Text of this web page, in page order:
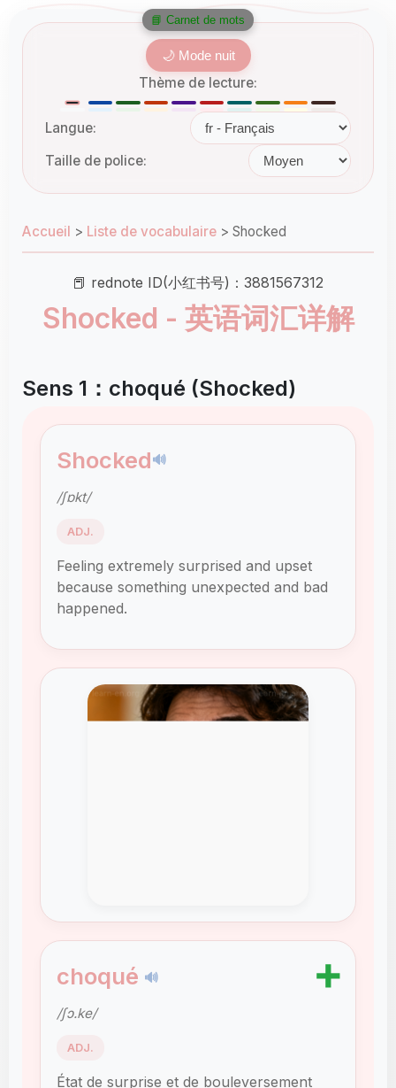
🌙 Mode nuit
Thème de lecture:
Langue:
Taille de police:
Accueil > Liste de vocabulaire > Shocked
📕 rednote ID(小红书号)：3881567312
Shocked - 英语词汇详解
Sens 1：choqué (Shocked)
Shocked🔊
/ʃɒkt/
ADJ.
Feeling extremely surprised and upset
because something unexpected and bad
happened.
choqué 🔊 ➕
/ʃɔ.ke/
ADJ.
État de surprise et de bouleversement
📘 Carnet de mots